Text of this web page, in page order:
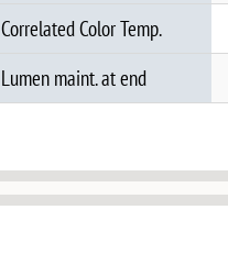
Correlated Color Temp.
Lumen maint. at end